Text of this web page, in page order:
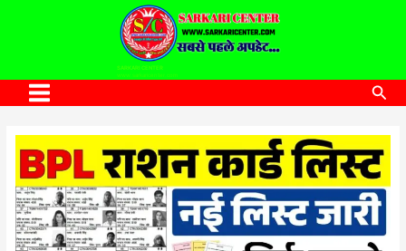
SARKARI CENTER
www.sarkaricenter.com
Main
Menu